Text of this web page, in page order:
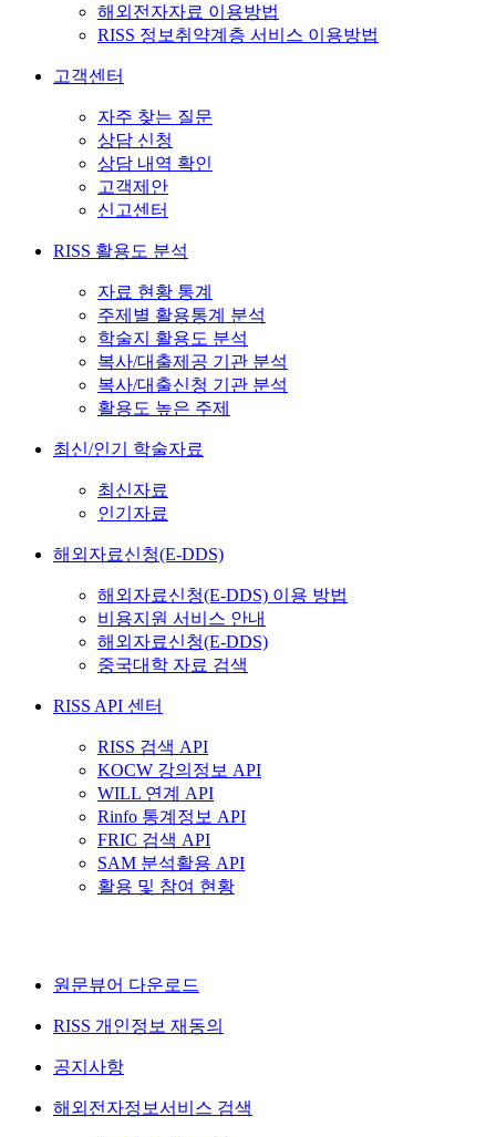
해외전자자료 이용방법
RISS 정보취약계층 서비스 이용방법
고객센터
자주 찾는 질문
상담 신청
상담 내역 확인
고객제안
신고센터
RISS 활용도 분석
자료 현황 통계
주제별 활용통계 분석
학술지 활용도 분석
복사/대출제공 기관 분석
복사/대출신청 기관 분석
활용도 높은 주제
최신/인기 학술자료
최신자료
인기자료
해외자료신청(E-DDS)
해외자료신청(E-DDS) 이용 방법
비용지원 서비스 안내
해외자료신청(E-DDS)
중국대학 자료 검색
RISS API 센터
RISS 검색 API
KOCW 강의정보 API
WILL 연계 API
Rinfo 통계정보 API
FRIC 검색 API
SAM 분석활용 API
활용 및 참여 현황
원문뷰어 다운로드
RISS 개인정보 재동의
공지사항
해외전자정보서비스 검색